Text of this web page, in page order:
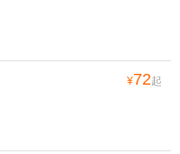
¥72起